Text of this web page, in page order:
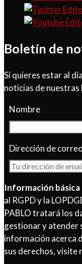
Boletín de
Si quieres estar al
noticias de
Nombre
Dirección de
Información
al RGPD y la
PABLO tratará los
gestionar y atender
información acerca
sus derechos, visite